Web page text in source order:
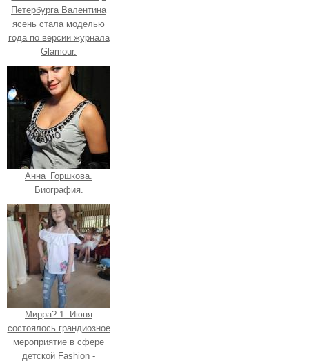
Петербурга Валентина
ясень стала моделью
года по версии журнала
Glamour.
Анна_Горшкова.
Биография.
Мирра? 1. Июня
состоялось грандиозное
мероприятие в сфере
детской Fashion -